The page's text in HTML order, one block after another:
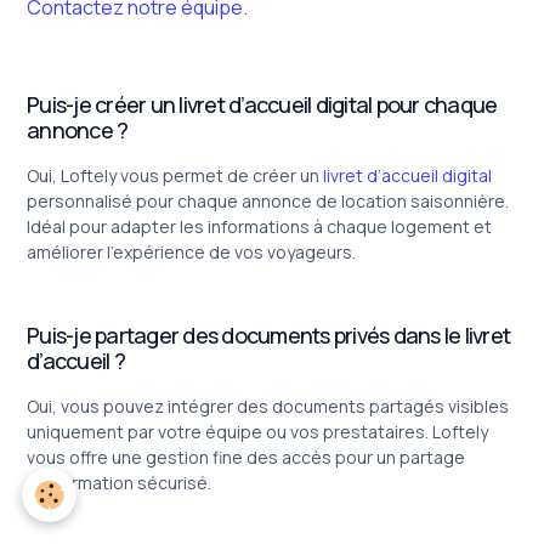
Contactez notre équipe.
Puis-je créer un livret d’accueil digital pour chaque
annonce ?
Oui, Loftely vous permet de créer un livret d’accueil digital
personnalisé pour chaque annonce de location saisonnière.
Idéal pour adapter les informations à chaque logement et
améliorer l’expérience de vos voyageurs.
Puis-je partager des documents privés dans le livret
d’accueil ?
Oui, vous pouvez intégrer des documents partagés visibles
uniquement par votre équipe ou vos prestataires. Loftely
vous offre une gestion fine des accès pour un partage
d’information sécurisé.